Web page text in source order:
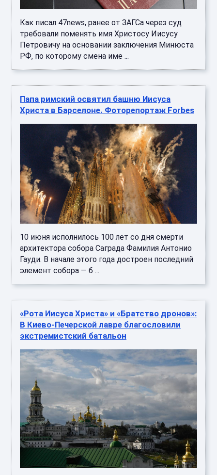
Как писал 47news, ранее от ЗАГСа через суд
требовали поменять имя Христосу Иисусу
Петровичу на основании заключения Минюста
РФ, по которому смена име ...
Папа римский освятил башню Иисуса
Христа в Барселоне. Фоторепортаж Forbes
10 июня исполнилось 100 лет со дня смерти
архитектора собора Саграда Фамилия Антонио
Гауди. В начале этого года достроен последний
элемент собора — б ...
«Рота Иисуса Христа» и «Братство дронов»:
В Киево-Печерской лавре благословили
экстремистский батальон